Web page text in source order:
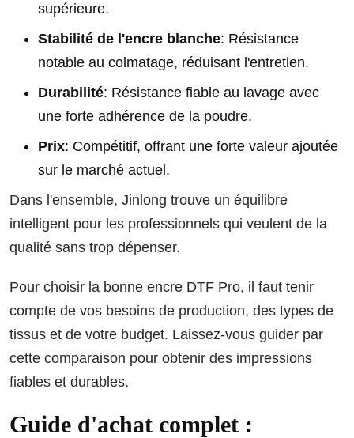
supérieure.
Stabilité de l'encre blanche: Résistance
notable au colmatage, réduisant l'entretien.
Durabilité: Résistance fiable au lavage avec
une forte adhérence de la poudre.
Prix: Compétitif, offrant une forte valeur ajoutée
sur le marché actuel.
Dans l'ensemble, Jinlong trouve un équilibre
intelligent pour les professionnels qui veulent de la
qualité sans trop dépenser.
Pour choisir la bonne encre DTF Pro, il faut tenir
compte de vos besoins de production, des types de
tissus et de votre budget. Laissez-vous guider par
cette comparaison pour obtenir des impressions
fiables et durables.
Guide d'achat complet :